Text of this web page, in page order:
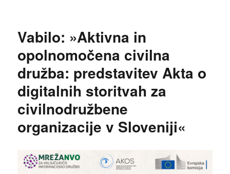
Vabilo: »Aktivna in
opolnomočena civilna
družba: predstavitev Akta o
digitalnih storitvah za
civilnodružbene
organizacije v Sloveniji«